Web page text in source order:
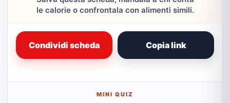
le calorie o confrontala con alimenti simili.
Condividi scheda Copia link
MINI QUIZ